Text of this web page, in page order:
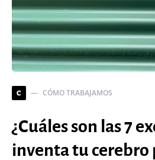
C CÓMO TRABAJAMOS
¿Cuáles son las 7
inventa tu cerebro